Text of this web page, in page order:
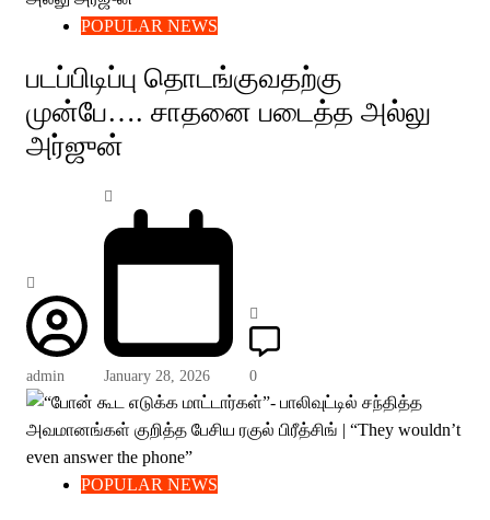
POPULAR NEWS
படப்பிடிப்பு தொடங்குவதற்கு
முன்பே…. சாதனை படைத்த அல்லு
அர்ஜுன்
admin January 28, 2026 0
POPULAR NEWS